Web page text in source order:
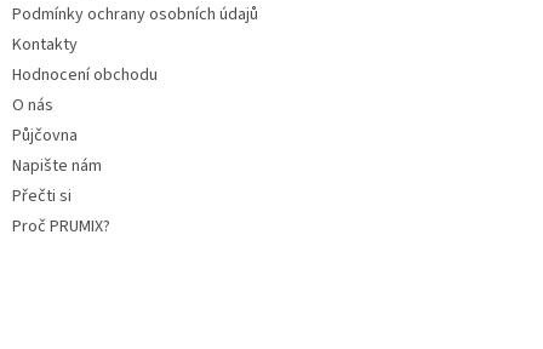
Podmínky ochrany osobních údajů
Kontakty
Hodnocení obchodu
O nás
Půjčovna
Napište nám
Přečti si
Proč PRUMIX?